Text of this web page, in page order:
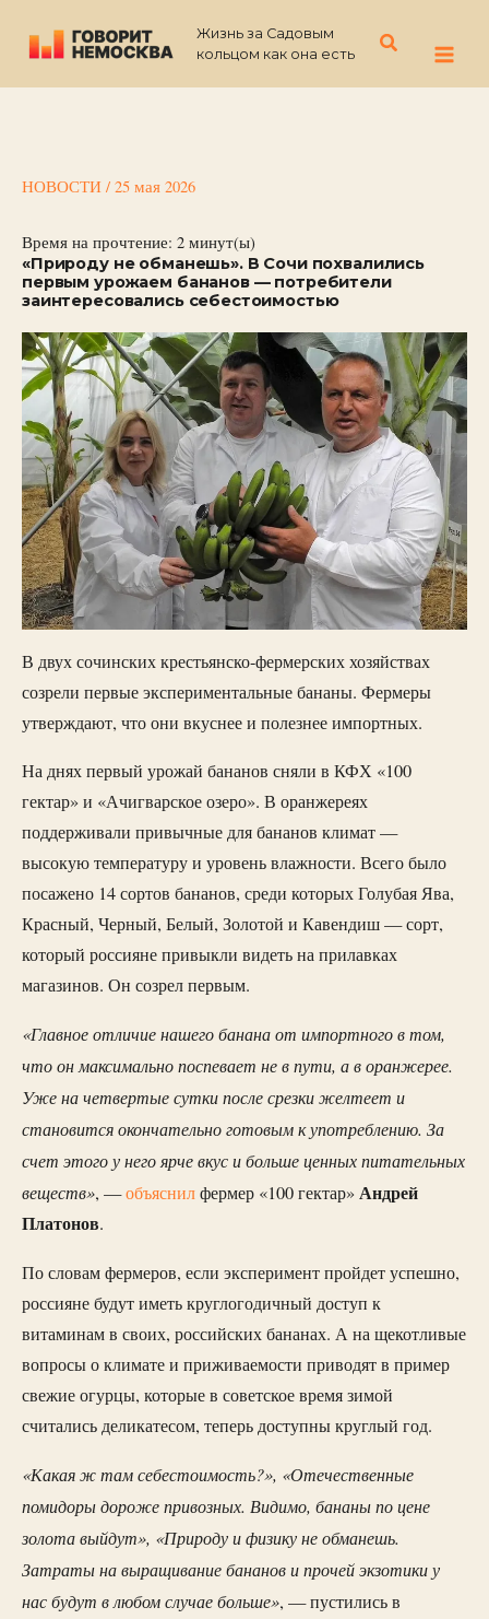
содержимому
Жизнь за Садовым
кольцом как она есть
Поиск
НОВОСТИ / 25 мая 2026
Время на прочтение: 2 минут(ы)
«Природу не обманешь». В Сочи похвалились
первым урожаем бананов — потребители
заинтересовались себестоимостью
В двух сочинских крестьянско-фермерских хозяйствах
созрели первые экспериментальные бананы. Фермеры
утверждают, что они вкуснее и полезнее импортных.
На днях первый урожай бананов сняли в КФХ «100
гектар» и «Ачигварское озеро». В оранжереях
поддерживали привычные для бананов климат —
высокую температуру и уровень влажности. Всего было
посажено 14 сортов бананов, среди которых Голубая Ява,
Красный, Черный, Белый, Золотой и Кавендиш — сорт,
который россияне привыкли видеть на прилавках
магазинов. Он созрел первым.
«Главное отличие нашего банана от импортного в том,
что он максимально поспевает не в пути, а в оранжерее.
Уже на четвертые сутки после срезки желтеет и
становится окончательно готовым к употреблению. За
счет этого у него ярче вкус и больше ценных питательных
веществ», —объяснилфермер «100 гектар» Андрей
Платонов.
По словам фермеров, если эксперимент пройдет успешно,
россияне будут иметь круглогодичный доступ к
витаминам в своих, российских бананах. А на щекотливые
вопросы о климате и приживаемости приводят в пример
свежие огурцы, которые в советское время зимой
считались деликатесом, теперь доступны круглый год.
«Какая ж там себестоимость?», «Отечественные
помидоры дороже привозных. Видимо, бананы по цене
золота выйдут», «Природу и физику не обманешь.
Затраты на выращивание бананов и прочей экзотики у
нас будут в любом случае больше», — пустились в